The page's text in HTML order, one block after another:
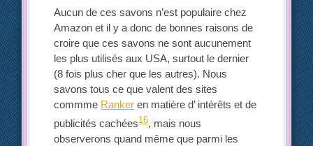
Aucun de ces savons n’est populaire chez
Amazon et il y a donc de bonnes raisons de
croire que ces savons ne sont aucunement
les plus utilisés aux USA, surtout le dernier
(8 fois plus cher que les autres). Nous
savons tous ce que valent des sites
commme Ranker en matière d’ intérêts et de
publicités cachées16, mais nous
observerons quand même que parmi les